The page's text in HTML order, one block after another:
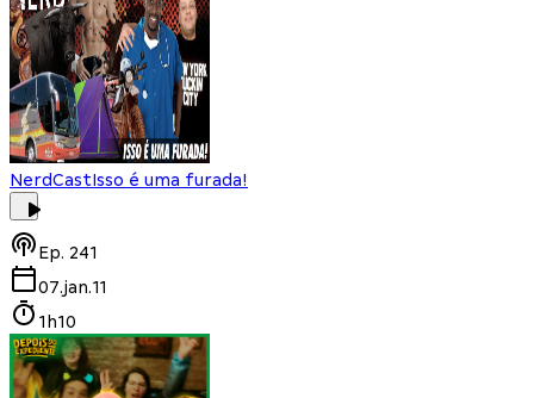
NerdCastIsso é uma furada!
Ep. 241
07.jan.11
1h10